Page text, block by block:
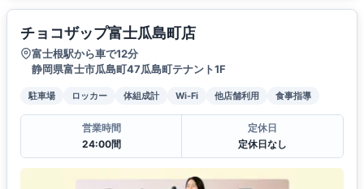
チョコザップ富士瓜島町店
富士根駅から車で12分
静岡県富士市瓜島町47瓜島町テナント1F
駐車場 ロッカー 体組成計 Wi-Fi 他店舗利用 食事指導
営業時間
24:00間
定休日
定休日なし